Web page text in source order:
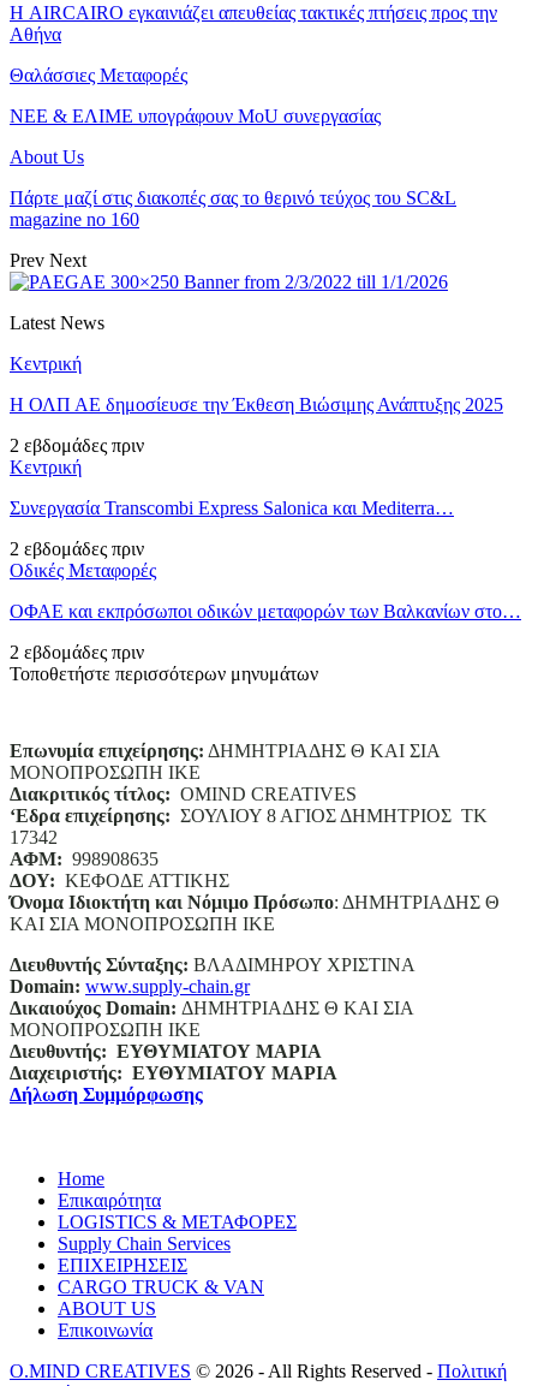
Η AIRCAIRO εγκαινιάζει απευθείας τακτικές πτήσεις προς την
Αθήνα
Θαλάσσιες Μεταφορές
ΝΕΕ & ΕΛΙΜΕ υπογράφουν MoU συνεργασίας
About Us
Πάρτε μαζί στις διακοπές σας το θερινό τεύχος του SC&L
magazine no 160
Prev Next
Latest News
Κεντρική
Η ΟΛΠ ΑΕ δημοσίευσε την Έκθεση Βιώσιμης Ανάπτυξης 2025
2 εβδομάδες πριν
Κεντρική
Συνεργασία Transcombi Express Salonica και Mediterra…
2 εβδομάδες πριν
Οδικές Μεταφορές
ΟΦΑΕ και εκπρόσωποι οδικών μεταφορών των Βαλκανίων στο…
2 εβδομάδες πριν
Τοποθετήστε περισσότερων μηνυμάτων
Επωνυμία επιχείρησης: ΔΗΜΗΤΡΙΑΔΗΣ Θ ΚΑΙ ΣΙΑ
ΜΟΝΟΠΡΟΣΩΠΗ ΙΚΕ
Διακριτικός τίτλος: ΟΜΙΝD CREATIVES
‘Eδρα επιχείρησης: ΣΟΥΛΙΟΥ 8 ΑΓΙΟΣ ΔΗΜΗΤΡΙΟΣ ΤΚ
17342
ΑΦΜ: 998908635
ΔΟΥ: ΚΕΦΟΔΕ ΑΤΤΙΚΗΣ
Όνομα Ιδιοκτήτη και Νόμιμο Πρόσωπο: ΔΗΜΗΤΡΙΑΔΗΣ Θ
ΚΑΙ ΣΙΑ ΜΟΝΟΠΡΟΣΩΠΗ ΙΚΕ
Διευθυντής Σύνταξης: ΒΛΑΔΙΜΗΡΟΥ ΧΡΙΣΤΙΝΑ
Domain: www.supply-chain.gr
Δικαιούχος Domain: ΔΗΜΗΤΡΙΑΔΗΣ Θ ΚΑΙ ΣΙΑ
ΜΟΝΟΠΡΟΣΩΠΗ ΙΚΕ
Διευθυντής: ΕΥΘΥΜΙΑΤΟΥ ΜΑΡΙΑ
Διαχειριστής: ΕΥΘΥΜΙΑΤΟΥ ΜΑΡΙΑ
Δήλωση Συμμόρφωσης
Home
Επικαιρότητα
LOGISTICS & ΜΕΤΑΦΟΡΕΣ
Supply Chain Services
ΕΠΙΧΕΙΡΗΣΕΙΣ
CARGO TRUCK & VAN
ABOUT US
Επικοινωνία
O.MIND CREATIVES © 2026 - All Rights Reserved - Πολιτική